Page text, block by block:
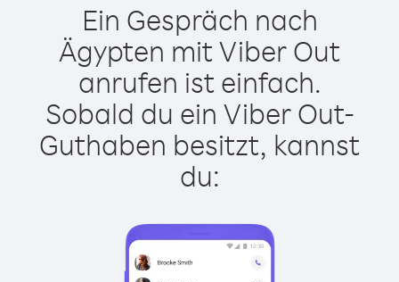
Ein Gespräch nach
Ägypten mit Viber Out
anrufen ist einfach.
Sobald du ein Viber Out-
Guthaben besitzt, kannst
du: